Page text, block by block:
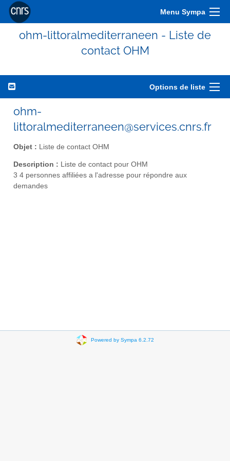
Menu Sympa
ohm-littoralmediterraneen - Liste de
contact OHM
Options de liste
ohm-
littoralmediterraneen@services.cnrs.fr
Objet : Liste de contact OHM
Description : Liste de contact pour OHM
3 4 personnes affiliées a l'adresse pour répondre aux
demandes
Powered by Sympa 6.2.72